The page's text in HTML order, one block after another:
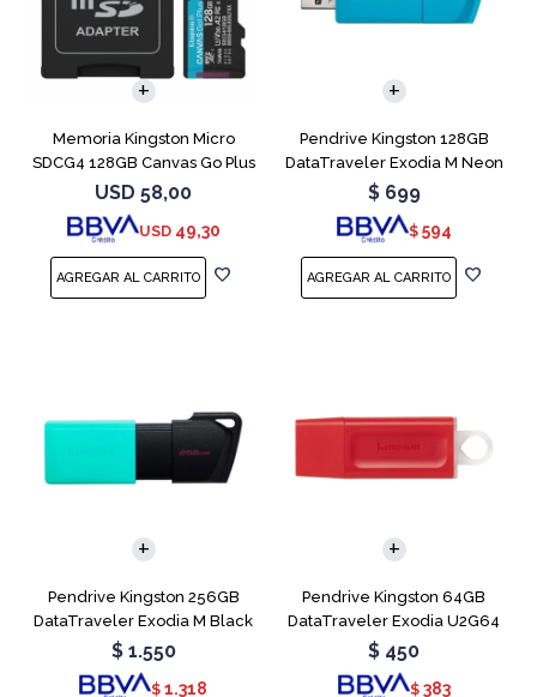
Memoria Kingston Micro
SDCG4 128GB Canvas Go Plus
V30
USD 58,00
USD 49,30
Pendrive Kingston 128GB
DataTraveler Exodia M Neon
Blue
$ 699
$ 594
Pendrive Kingston 256GB
DataTraveler Exodia M Black
Teal
$ 1.550
$ 1.318
Pendrive Kingston 64GB
DataTraveler Exodia U2G64
Red
$ 450
$ 383